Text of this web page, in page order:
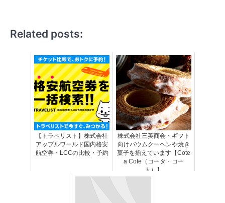
Related posts:
【トラベリスト】株式会社
アップルワールド国内格安
航空券・LCCの比較・予約
株式会社三英商会・ギフト
向けバウムクーヘンや焼き
菓子を揃えています【Cote
a Cote（コータ・コー
ト）】